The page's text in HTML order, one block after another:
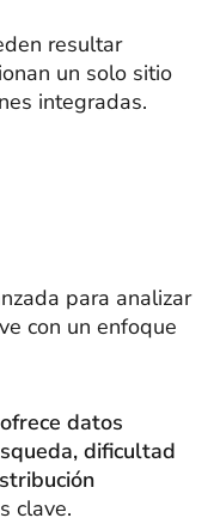
resultar
un solo sitio
integradas.
para analizar
con un enfoque
ofrece datos
dificultad
clave.